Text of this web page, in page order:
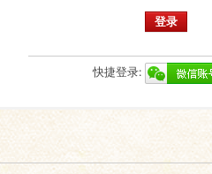
登录
快捷登录: